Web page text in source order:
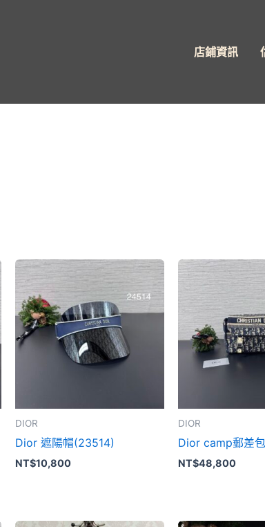
店鋪資訊
DIOR
Dior 遮陽帽(23514)
NT$10,800
DIOR
Dior camp郵差
NT$48,800